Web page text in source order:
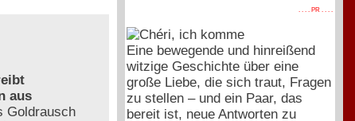
aus
Goldrausch
. . . . PR . . . .
Eine bewegende und hinreißend
witzige Geschichte über eine
große Liebe, die sich traut, Fragen
zu stellen – und ein Paar, das
bereit ist, neue Antworten zu